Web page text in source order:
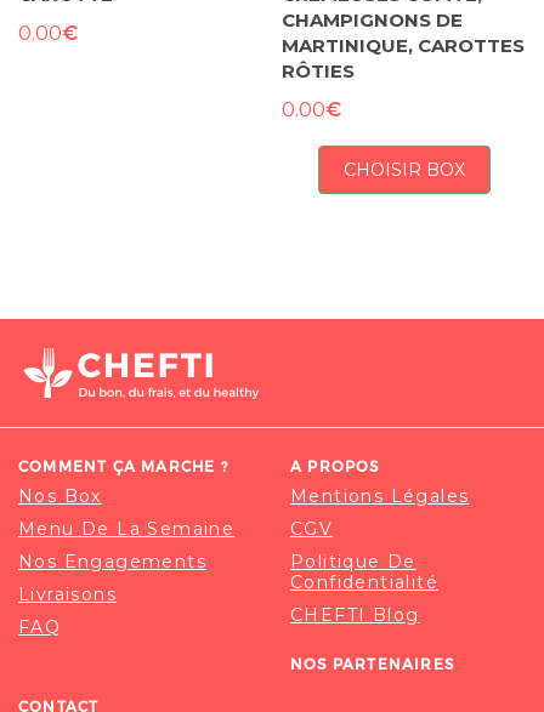
0.00€
CHAMPIGNONS DE
MARTINIQUE, CAROTTES
RÔTIES
0.00€
CHOISIR BOX
COMMENT ÇA MARCHE ?
Nos Box
Menu De La Semaine
Nos Engagements
Livraisons
FAQ
A PROPOS
Mentions Légales
CGV
Politique De
Confidentialité
CHEFTI Blog
NOS PARTENAIRES
CONTACT